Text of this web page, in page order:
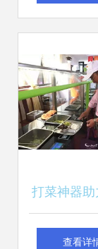
打菜神器
杨浦区智慧
查看详